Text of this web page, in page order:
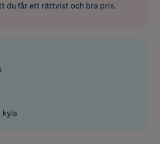
du får ett rättvist och bra pris.
kyla